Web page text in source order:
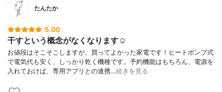
たんたか
5.00
干すという概念がなくなります☺︎
お値段はそこそこしますが、買ってよかった家電です！ヒートポンプ式
で電気代も安く、しっかり乾く機種です。予約機能はもちろん、電源を
入れておけば、専用アプリとの連携…続きを見る